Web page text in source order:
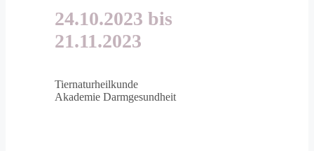
24.10.2023 bis
21.11.2023
Tiernaturheilkunde
Akademie Darmgesundheit